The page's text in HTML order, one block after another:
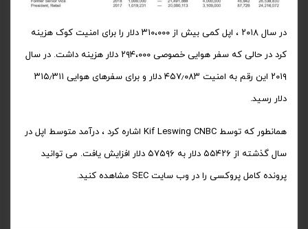
در سال ۲۰۱۸ ، اپل کمی بیش از ۳۱۰،۰۰۰ دلار را برای امنیت کوک هزینه
کرد در حالی که سفر هوایی خصوصی ۲۹۴،۰۰۰ دلار هزینه داشت. در سال
۲۰۱۹ این رقم به امنیت ۴۵۷٫۰۸۳ دلار و برای سفرهای هوایی ۳۱۵٫۳۱۱
دلار رسید.
همانطور که توسط Kif Leswing CNBC اشاره کرد ، درآمد متوسط اپل در
سال گذشته از ۵۵۴۲۶ دلار به ۵۷۵۹۶ دلار افزایش یافت. می توانید
پرونده کامل پروکسی را در وب سایت SEC مشاهده کنید.